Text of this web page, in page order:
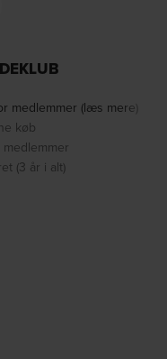
medlemmer (læs mere)
køb
(3 år i alt)